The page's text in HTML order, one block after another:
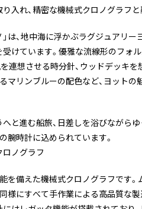
入れ、精密な機械式クロノグラフと
は、地中海に浮かぶラグジュアリ
けています。優雅な流線形のフォ
連想させる時分針、ウッドデッキ
マリンブルーの配色など、ヨット
と進む船旅、日差しを浴びながら
腕時計に込められています。
ノグラフ
を備えた機械式クロノグラフです
様にすべて手作業による高品質な製